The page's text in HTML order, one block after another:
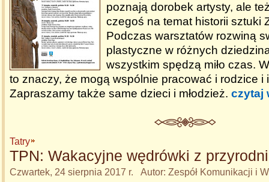
poznają dorobek artysty, ale
czegoś na temat historii sztuki
Podczas warsztatów rozwiną
plastyczne w różnych
wszystkim spędzą miło czas.
to znaczy, że mogą wspólnie pracować i rodzice i
Zapraszamy także same dzieci i młodzież. czytaj
Tatry
TPN: Wakacyjne wędrówki z
Czwartek, 24 sierpnia 2017 r. Autor: Zespół Komunikacji i